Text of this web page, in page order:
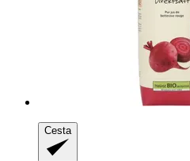
Cesta